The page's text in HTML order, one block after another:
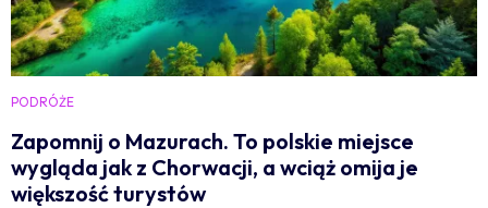
PODRÓŻE
Zapomnij o Mazurach. To polskie miejsce
wygląda jak z Chorwacji, a wciąż omija je
większość turystów